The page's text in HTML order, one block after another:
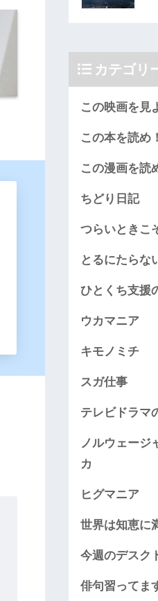
カテゴリ
この映画を見
この本を読め！
この漫画を読
ちどり日記
つらいときこ
とるにたらな
ひとくち支援
ウカマニア
キモノミチ
スガ仕事
テレビドラマ
ノルウェージ
カ
ヒグマニア
世界は知恵に
今週のデスク
俳句習ってま